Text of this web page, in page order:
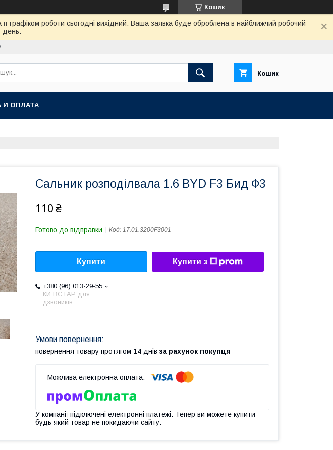
Кошик
графіком роботи сьогодні вихідний. Ваша заявка буде оброблена в найближчий робочий
день.
Кошик
И ОПЛАТА
Сальник розподілвала 1.6 BYD F3 Бид Ф3
110 ₴
Готово до відправки Код: 17.01.3200F3001
Купити Купити з
+380 (96) 013-29-55
КИЇВСТАР для
дзвоників
повернення товару протягом 14 днів за рахунок покупця
У компанії підключені електронні платежі. Тепер ви можете купити
будь-який товар не покидаючи сайту.